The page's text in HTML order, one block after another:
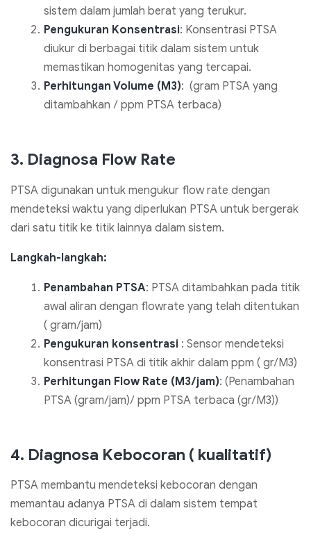
sistem dalam jumlah berat yang terukur.
Pengukuran Konsentrasi: Konsentrasi PTSA
diukur di berbagai titik dalam sistem untuk
memastikan homogenitas yang tercapai.
Perhitungan Volume (M3): (gram PTSA yang
ditambahkan / ppm PTSA terbaca)
3. Diagnosa Flow Rate
PTSA digunakan untuk mengukur flow rate dengan
mendeteksi waktu yang diperlukan PTSA untuk bergerak
dari satu titik ke titik lainnya dalam sistem.
Langkah-langkah:
Penambahan PTSA: PTSA ditambahkan pada titik
awal aliran dengan flowrate yang telah ditentukan
( gram/jam)
Pengukuran konsentrasi : Sensor mendeteksi
konsentrasi PTSA di titik akhir dalam ppm ( gr/M3)
Perhitungan Flow Rate (M3/jam): (Penambahan
PTSA (gram/jam)/ ppm PTSA terbaca (gr/M3))
4. Diagnosa Kebocoran ( kualitatif)
PTSA membantu mendeteksi kebocoran dengan
memantau adanya PTSA di dalam sistem tempat
kebocoran dicurigai terjadi.